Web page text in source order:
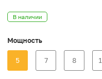
В наличии
Мощность
5 7 8